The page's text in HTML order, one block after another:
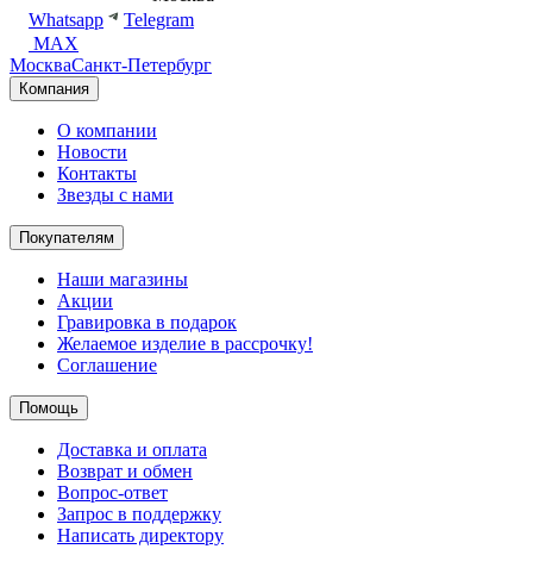
Whatsapp
Telegram
MAX
МоскваСанкт-Петербург
Компания
О компании
Новости
Контакты
Звезды с нами
Покупателям
Наши магазины
Акции
Гравировка в подарок
Желаемое изделие в рассрочку!
Соглашение
Помощь
Доставка и оплата
Возврат и обмен
Вопрос-ответ
Запрос в поддержку
Написать директору